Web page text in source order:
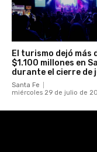
El turismo dejó más
$1.100 millones en
durante el cierre de
Santa Fe
miércoles 29 de julio de